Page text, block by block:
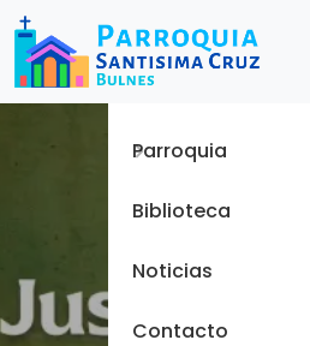
Menu
Inicio
Parroquia
Biblioteca
Noticias
Contacto